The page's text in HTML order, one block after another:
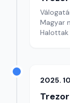
Magyar
Halottak
2025.
Trezor